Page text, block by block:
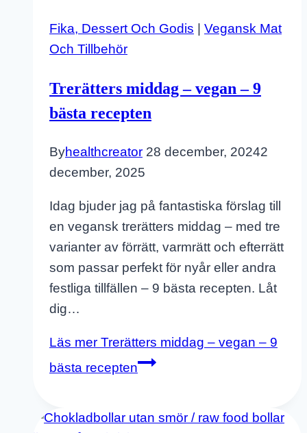
Fika, Dessert Och Godis
Vegansk Mat
Och Tillbehör
Trerätters middag – vegan – 9
bästa recepten
Byhealthcreator 28 december, 20242
december, 2025
Idag bjuder jag på fantastiska förslag till
en vegansk trerätters middag – med tre
varianter av förrätt, varmrätt och efterrätt
som passar perfekt för nyår eller andra
festliga tillfällen – 9 bästa recepten. Låt
dig…
Läs mer Trerätters middag – vegan – 9
bästa recepten